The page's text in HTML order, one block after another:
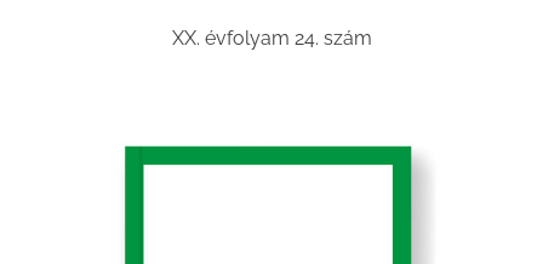
XX. évfolyam 24. szám